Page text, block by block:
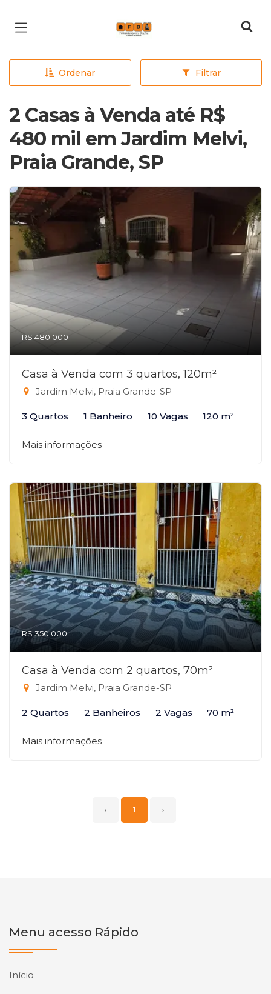
Página inicial
Ordenar Filtrar
2 Casas à Venda até R$
480 mil em Jardim Melvi,
Praia Grande, SP
R$ 480.000
Casa à Venda com 3 quartos, 120m²
Jardim Melvi, Praia Grande-SP
3 Quartos 1 Banheiro 10 Vagas 120 m²
Mais informações
R$ 350.000
Casa à Venda com 2 quartos, 70m²
Jardim Melvi, Praia Grande-SP
2 Quartos 2 Banheiros 2 Vagas 70 m²
Mais informações
‹ 1 ›
Menu acesso Rápido
Início